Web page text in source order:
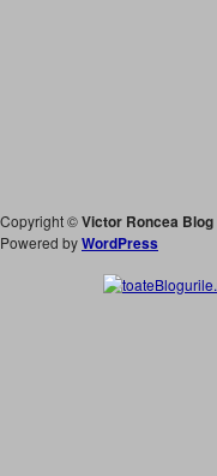
Copyright ©Victor Roncea Blog
Powered byWordPress